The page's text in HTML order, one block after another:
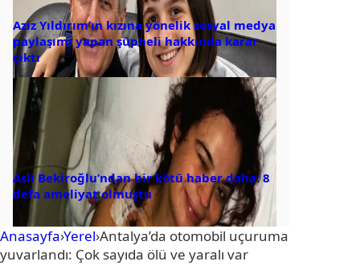
Aziz Yıldırım’ın kızına yönelik sosyal medya
paylaşımı yapan şüpheli hakkında karar
çıktı
Aslı Bekiroğlu’ndan bir kötü haber daha: 8
defa ameliyat olmuştu
Anasayfa›Yerel›Antalya’da otomobil uçuruma
yuvarlandı: Çok sayıda ölü ve yaralı var